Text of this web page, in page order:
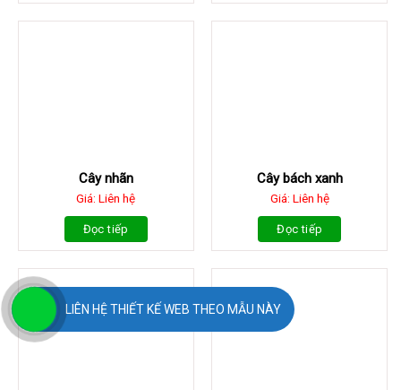
Cây nhãn
Giá: Liên hệ
Đọc tiếp
Cây bách xanh
Giá: Liên hệ
Đọc tiếp
LIÊN HỆ THIẾT KẾ WEB THEO MẪU NÀY